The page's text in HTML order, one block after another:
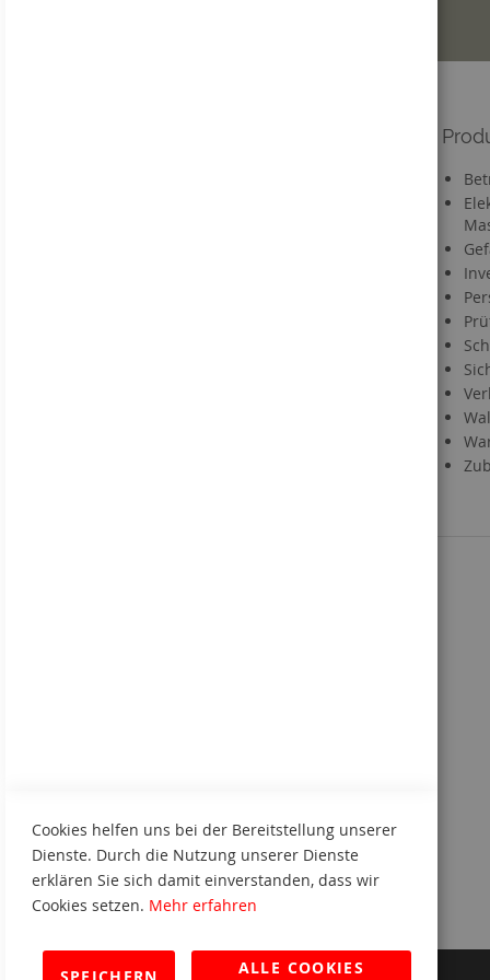
Kennenlern-Paket anfordern
Cookies helfen uns bei der Bereitstellung unserer
Dienste. Durch die Nutzung unserer Dienste
erklären Sie sich damit einverstanden, dass wir
Cookies setzen. Mehr erfahren
ALLE COOKIES